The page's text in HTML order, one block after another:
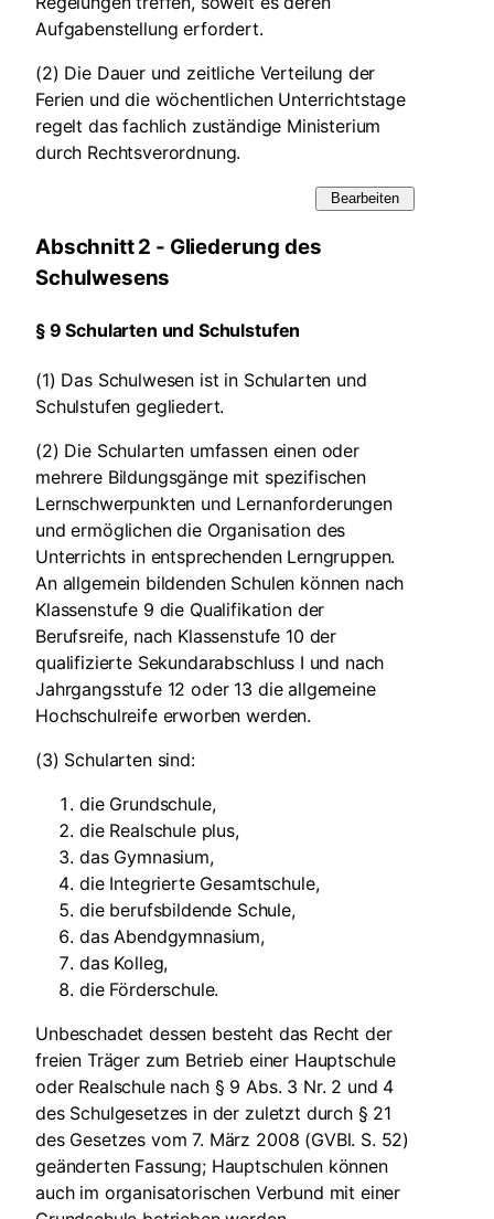
Aufgabenstellung erfordert.
(2) Die Dauer und zeitliche Verteilung der
Ferien und die wöchentlichen Unterrichtstage
regelt das fachlich zuständige Ministerium
durch Rechtsverordnung.
Bearbeiten
Abschnitt 2 - Gliederung des
Schulwesens
§ 9 Schularten und Schulstufen
(1) Das Schulwesen ist in Schularten und
Schulstufen gegliedert.
(2) Die Schularten umfassen einen oder
mehrere Bildungsgänge mit spezifischen
Lernschwerpunkten und Lernanforderungen
und ermöglichen die Organisation des
Unterrichts in entsprechenden Lerngruppen.
An allgemein bildenden Schulen können nach
Klassenstufe 9 die Qualifikation der
Berufsreife, nach Klassenstufe 10 der
qualifizierte Sekundarabschluss I und nach
Jahrgangsstufe 12 oder 13 die allgemeine
Hochschulreife erworben werden.
(3) Schularten sind:
die Grundschule,
die Realschule plus,
das Gymnasium,
die Integrierte Gesamtschule,
die berufsbildende Schule,
das Abendgymnasium,
das Kolleg,
die Förderschule.
Unbeschadet dessen besteht das Recht der
freien Träger zum Betrieb einer Hauptschule
oder Realschule nach § 9 Abs. 3 Nr. 2 und 4
des Schulgesetzes in der zuletzt durch § 21
des Gesetzes vom 7. März 2008 (GVBl. S. 52)
geänderten Fassung; Hauptschulen können
auch im organisatorischen Verbund mit einer